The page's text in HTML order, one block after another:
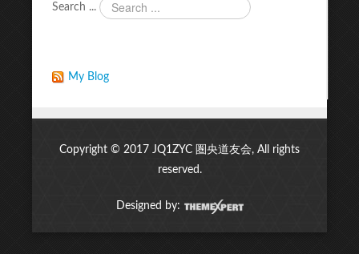
Search ...
My Blog
Copyright © 2017 JQ1ZYC 圏央道友会, All rights
reserved.
Designed by: